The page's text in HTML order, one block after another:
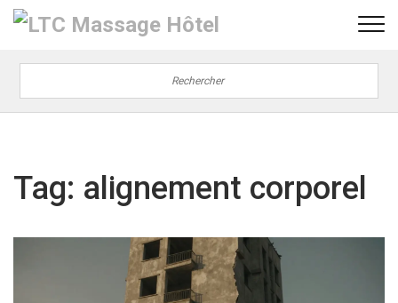
Tag: alignement corporel